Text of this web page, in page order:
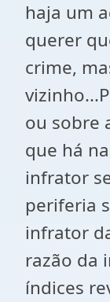
haja um
querer
crime,
ou sobre
que há
infrator
periferia
infrator
razão da
índices